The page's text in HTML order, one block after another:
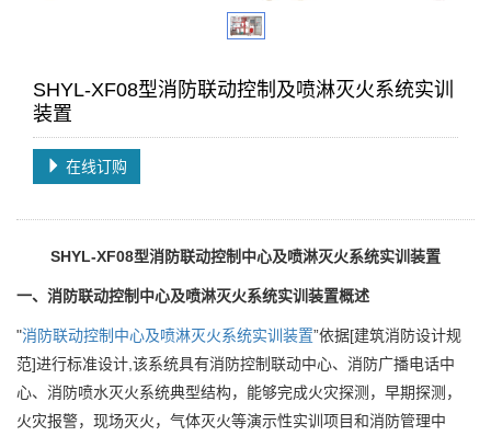
SHYL-XF08型消防联动控制及喷淋灭火系统实训
装置
在线订购
SHYL-XF08型消防联动控制中心及喷淋灭火系统实训装置
一、 消防联动控制中心及喷淋灭火系统实训装置概述
"消防联动控制中心及喷淋灭火系统实训装置”依据[建筑消防设计规
范]进行标准设计,该系统具有消防控制联动中心、消防广播电话中
心、消防喷水灭火系统典型结构，能够完成火灾探测，早期探测，
火灾报警，现场灭火，气体灭火等演示性实训项目和消防管理中